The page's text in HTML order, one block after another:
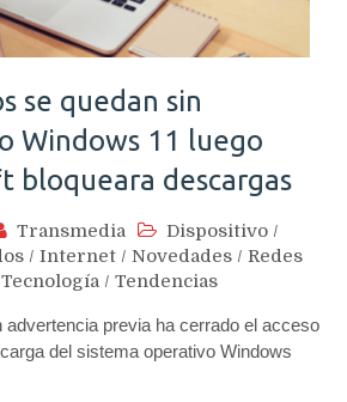
se quedan sin
Windows 11 luego
bloqueara descargas
Transmedia Dispositivo /
/ Internet / Novedades / Redes
Tecnología / Tendencias
advertencia previa ha cerrado el acceso
del sistema operativo Windows